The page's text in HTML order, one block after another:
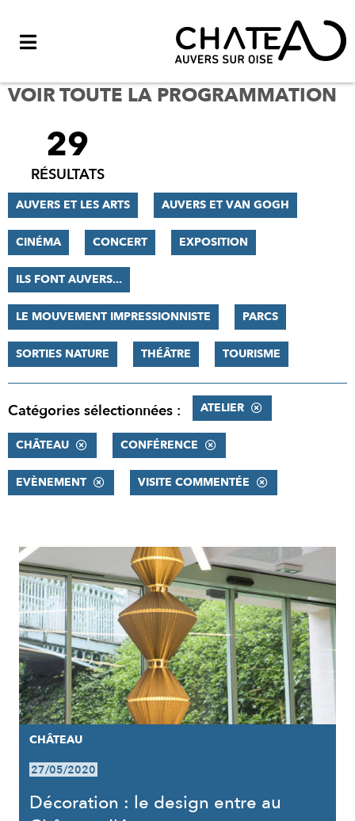
VOIR TOUTE LA PROGRAMMATION
FILTRER
RÉSULTATS
29
RÉSULTATS
AUVERS ET LES ARTS AUVERS ET VAN GOGH
CINÉMA CONCERT EXPOSITION
ILS FONT AUVERS...
LE MOUVEMENT IMPRESSIONNISTE PARCS
SORTIES NATURE THÉÂTRE TOURISME
Catégories sélectionnées : ATELIER
CHÂTEAU CONFÉRENCE
EVÈNEMENT VISITE COMMENTÉE
RÉSULTATS
CHÂTEAU
27/05/2020
Décoration : le design entre au